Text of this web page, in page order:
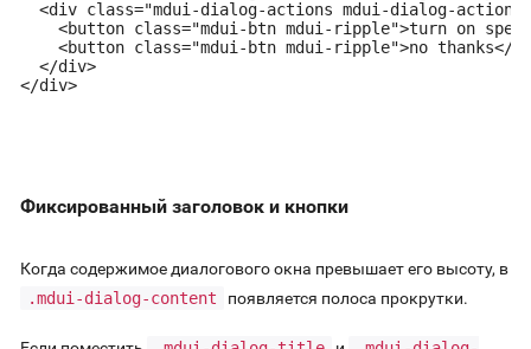
<div class="mdui-dialog-actions mdui-dialog-
<button class="mdui-btn mdui-ripple">turn on
<button class="mdui-btn mdui-ripple">no thanks</
  </div>
</div>
Фиксированный заголовок и кнопки
Когда содержимое диалогового окна превышает его высоту, в
.mdui-dialog-content
появляется полоса прокрутки.